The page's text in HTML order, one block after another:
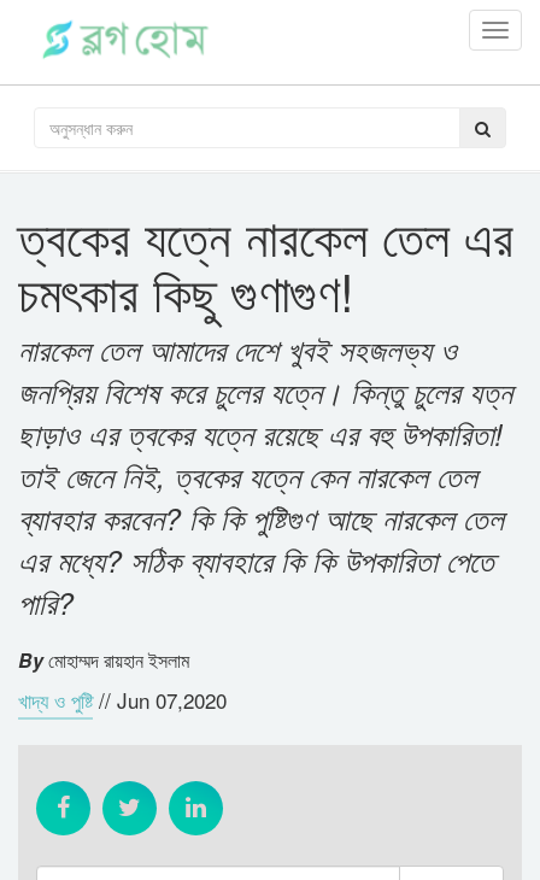
ত্বকের যত্নে নারকেল তেল এর
চমৎকার কিছু গুণাগুণ!
নারকেল তেল আমাদের দেশে খুবই সহজলভ্য ও
জনপ্রিয় বিশেষ করে চুলের যত্নে। কিন্তু চুলের যত্ন
ছাড়াও এর ত্বকের যত্নে রয়েছে এর বহু উপকারিতা!
তাই জেনে নিই, ত্বকের যত্নে কেন নারকেল তেল
ব্যাবহার করবেন? কি কি পুষ্টিগুণ আছে নারকেল তেল
এর মধ্যে? সঠিক ব্যাবহারে কি কি উপকারিতা পেতে
পারি?
Byমোহাম্মদ রায়হান ইসলাম
খাদ্য ও পুষ্টি // Jun 07,2020